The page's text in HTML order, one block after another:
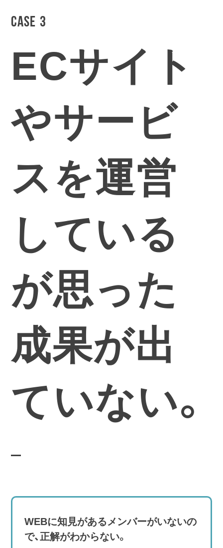
CASE 3
ECサイト
やサービ
スを運営
している
が思った
成果が出
ていない。
WEBに知見があるメンバーがいないの
で、正解がわからない。